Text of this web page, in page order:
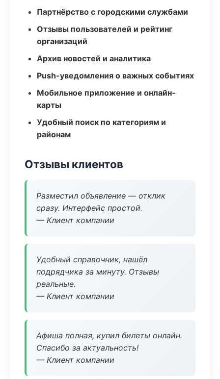
Партнёрство с городскими службами
Отзывы пользователей и рейтинг
организаций
Архив новостей и аналитика
Push-уведомления о важных событиях
Мобильное приложение и онлайн-
карты
Удобный поиск по категориям и
районам
Отзывы клиентов
Разместил объявление — отклик
сразу. Интерфейс простой.
— Клиент компании
Удобный справочник, нашёл
подрядчика за минуту. Отзывы
реальные.
— Клиент компании
Афиша полная, купил билеты онлайн.
Спасибо за актуальность!
— Клиент компании